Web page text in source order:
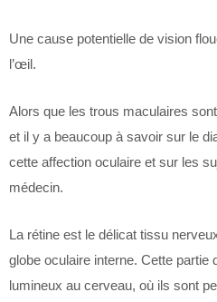
Une cause potentielle de vision
l’œil.
Alors que les trous maculaires sont
et il y a beaucoup à savoir sur le
cette affection oculaire et sur les
médecin.
La rétine est le délicat tissu
globe oculaire interne. Cette partie
lumineux au cerveau, où ils sont